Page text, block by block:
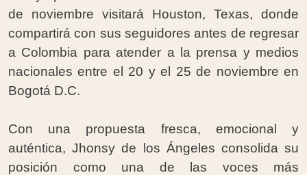
de noviembre visitará Houston, Texas, donde
compartirá con sus seguidores antes de regresar
a Colombia para atender a la prensa y medios
nacionales entre el 20 y el 25 de noviembre en
Bogotá D.C.
Con una propuesta fresca, emocional y
auténtica, Jhonsy de los Ángeles consolida su
posición como una de las voces más